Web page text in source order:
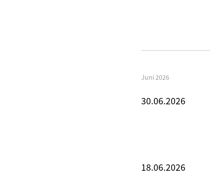
Juni 2026
30.06.2026
18.06.2026